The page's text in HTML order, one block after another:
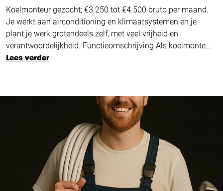
Koelmonteur gezocht; €3.250 tot €4.500 bruto per maand.
Je werkt aan airconditioning en klimaatsystemen en je
plant je werk grotendeels zelf, met veel vrijheid en
verantwoordelijkheid. Functieomschrijving Als koelmonte...
Lees verder